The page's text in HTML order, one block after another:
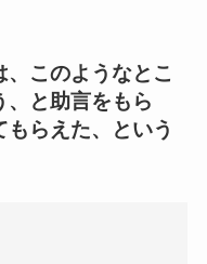
このようなとこ
、と助言をもら
らえた、という